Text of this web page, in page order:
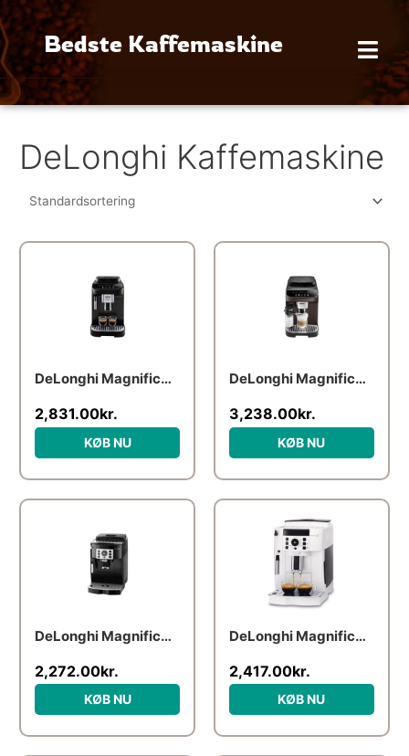
til
indholdetBedste Kaffemaskine
DeLonghi Kaffemaskine
DeLonghi Magnifica Evo ECAM290.22.B
2,831.00kr.
KØB NU
DeLonghi Magnifica Evo ECAM293.61.BW
3,238.00kr.
KØB NU
DeLonghi Magnifica S ECAM 20.116.B
2,272.00kr.
KØB NU
DeLonghi Magnifica S ECAM 21.117.W
2,417.00kr.
KØB NU